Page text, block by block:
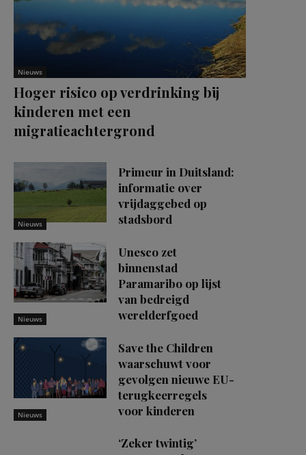
Nieuws
Hoger risico op verdrinking bij
kinderen met een
migratieachtergrond
Nieuws
Primeur in Duitsland:
informatie over
vrijdaggebed op
stadsbord
Nieuws
Unesco zet
binnenstad
Paramaribo op lijst
van bedreigd
werelderfgoed
Nieuws
Save the Children
waarschuwt voor
gevolgen nieuwe EU-
terugkeerregels
voor kinderen
‘Zeker twintig’